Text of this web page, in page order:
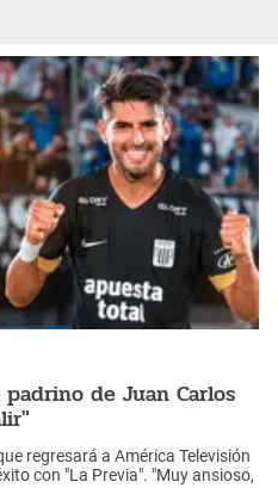
de Juan Carlos
regresará a América Televisión
con "La Previa". "Muy ansioso,